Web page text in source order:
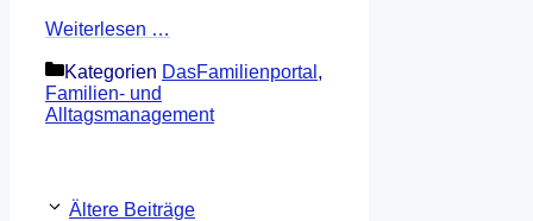
Weiterlesen …
Kategorien DasFamilienportal ,
Familien- und
Alltagsmanagement
Ältere Beiträge